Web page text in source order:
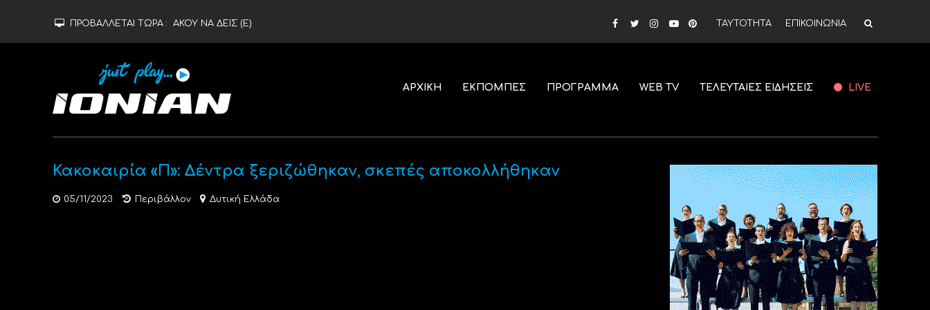
ΠΡΟΒΑΛΛΕΤΑΙ ΤΩΡΑ : ΑΚΟΥ ΝΑ ΔΕΙΣ (Ε) ΤΑΥΤΟΤΗΤΑ ΕΠΙΚΟΙΝΩΝΙΑ
ΑΡΧΙΚΗ ΕΚΠΟΜΠΕΣ ΠΡΟΓΡΑΜΜΑ WEB TV ΤΕΛΕΥΤΑΙΕΣ ΕΙΔΗΣΕΙΣ LIVE
Κακοκαιρία «Π»: Δέντρα ξεριζώθηκαν, σκεπές αποκολλήθηκαν
05/11/2023 Περιβάλλον Δυτική Ελλάδα